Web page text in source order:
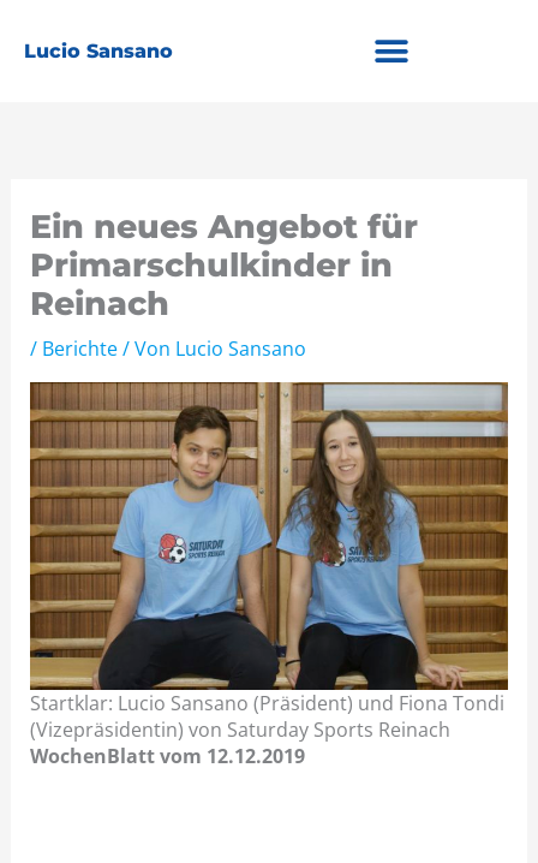
Inhalt
springen
Lucio Sansano
Ein neues Angebot für
Primarschulkinder in
Reinach
/ Berichte/ Von Lucio Sansano
Startklar: Lucio Sansano (Präsident) und Fiona Tondi
(Vizepräsidentin) von Saturday Sports Reinach
WochenBlatt vom 12.12.2019